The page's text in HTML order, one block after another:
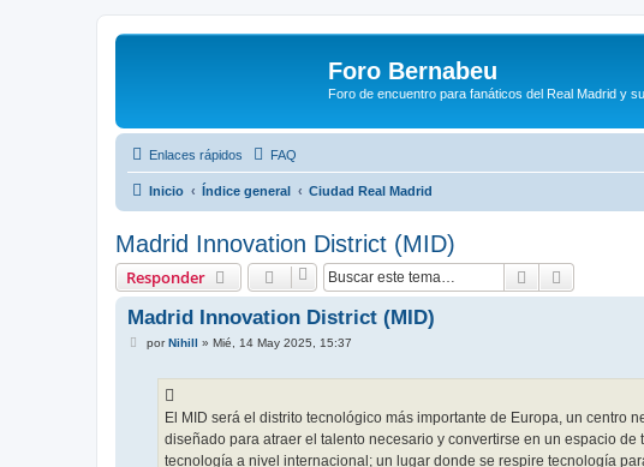
Foro Bernabeu
Foro de encuentro para fanáticos del Real Madrid y
Enlaces rápidos FAQ
Inicio Índice general Ciudad Real Madrid
Madrid Innovation District (MID)
Responder Buscar
Madrid Innovation District (MID)
MporNihill » Mié, 14 May 2025, 15:37
El MID será el distrito tecnológico más importante de Europa, un centro
diseñado para atraer el talento necesario y convertirse en un espacio
tecnología a nivel internacional; un lugar donde se respire tecnología